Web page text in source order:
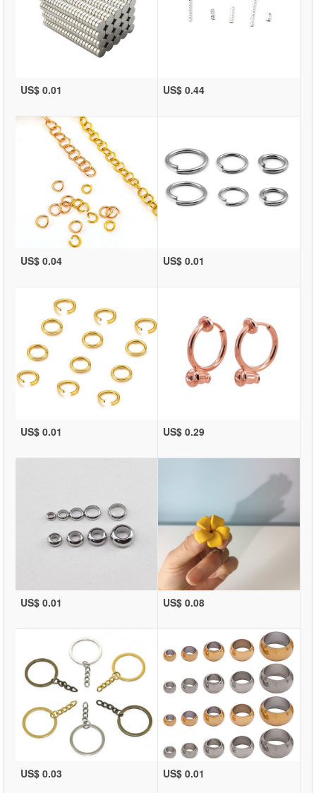
US$ 0.01 US$ 0.44
US$ 0.04 US$ 0.01
US$ 0.01 US$ 0.29
US$ 0.01 US$ 0.08
US$ 0.03 US$ 0.01